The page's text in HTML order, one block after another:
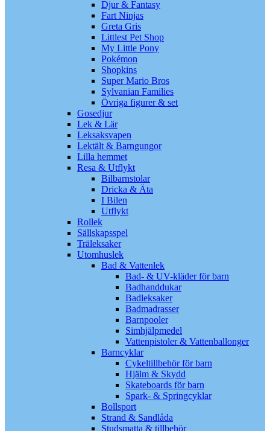
Djur & Fantasy
Fart Ninjas
Greta Gris
Littlest Pet Shop
My Little Pony
Pokémon
Shopkins
Super Mario Bros
Sylvanian Families
Övriga figurer & set
Gosedjur
Lek & Lär
Leksaksvapen
Lektält & Barngungor
Lilla hemmet
Resa & Utflykt
Bilbarnstolar
Dricka & Äta
I Bilen
Utflykt
Rollek
Sällskapsspel
Träleksaker
Utomhuslek
Bad & Vattenlek
Bad- & UV-kläder för barn
Badhanddukar
Badleksaker
Badmadrasser
Barnpooler
Simhjälpmedel
Vattenpistoler & Vattenballonger
Barncyklar
Cykeltillbehör för barn
Hjälm & Skydd
Skateboards för barn
Spark- & Springcyklar
Bollsport
Strand & Sandlåda
Studsmatta & tillbehör